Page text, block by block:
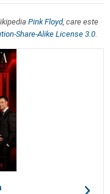
Pink Floyd, care este
Share-Alike License 3.0.